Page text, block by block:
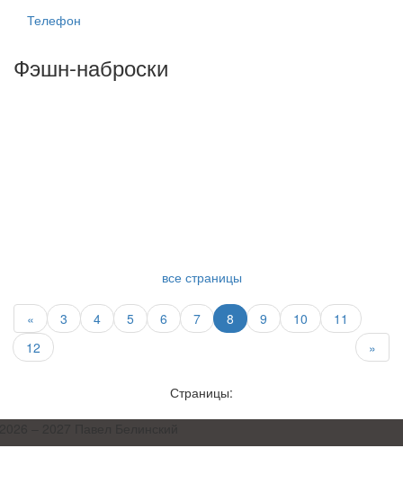
Телефон
Фэшн-наброски
все страницы
« 3 4 5 6 7 8 9 10
11
12
»
Страницы: